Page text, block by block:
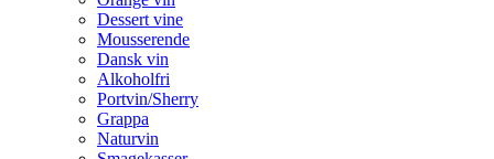
Dessert vine
Mousserende
Dansk vin
Alkoholfri
Portvin/Sherry
Grappa
Naturvin